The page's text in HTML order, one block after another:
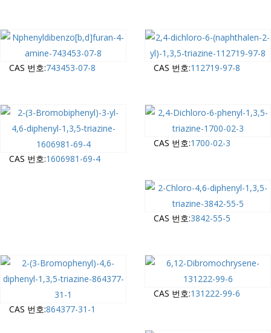
CAS 번호:743453-07-8 CAS 번호:112719-97-8
CAS 번호:1606981-69-4
CAS 번호:1700-02-3
CAS 번호:3842-55-5
CAS 번호:864377-31-1
CAS 번호:131222-99-6